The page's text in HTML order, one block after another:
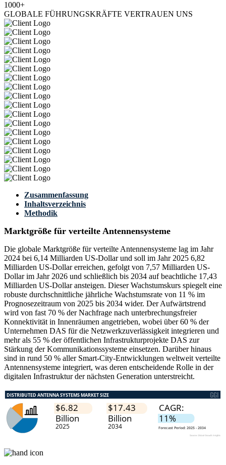
1000+
GLOBALE FÜHRUNGSKRÄFTE VERTRAUEN UNS
Zusammenfassung
Inhaltsverzeichnis
Methodik
Marktgröße für verteilte Antennensysteme
Die globale Marktgröße für verteilte Antennensysteme lag im Jahr
2024 bei 6,14 Milliarden US-Dollar und soll im Jahr 2025 6,82
Milliarden US-Dollar erreichen, gefolgt von 7,57 Milliarden US-
Dollar im Jahr 2026 und schließlich bis 2034 auf beachtliche 17,43
Milliarden US-Dollar ansteigen. Dieser Wachstumskurs spiegelt eine
robuste durchschnittliche jährliche Wachstumsrate von 11 % im
Prognosezeitraum von 2025 bis 2034 wider. Der Aufwärtstrend
wird von fast 70 % der Nachfrage nach unterbrechungsfreier
Konnektivität in Innenräumen angetrieben, wobei über 60 % der
Unternehmen DAS für die Netzwerkzuverlässigkeit integrieren und
mehr als 55 % der öffentlichen Infrastrukturprojekte DAS zur
Stärkung der Kommunikationssysteme einsetzen. Darüber hinaus
sind in rund 50 % aller Smart-City-Entwicklungen weltweit verteilte
Antennensysteme integriert, was deren entscheidende Rolle in der
digitalen Infrastruktur der nächsten Generation unterstreicht.